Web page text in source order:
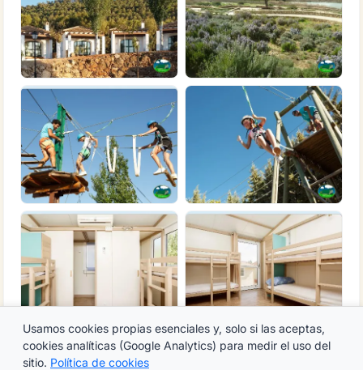
Ver todas las fotos (33)
Usamos cookies propias esenciales y, solo si las aceptas,
cookies analíticas (Google Analytics) para medir el uso del
sitio. Política de cookies